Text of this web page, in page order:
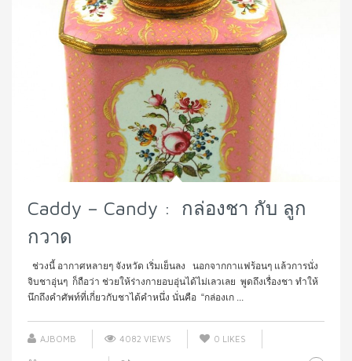
Caddy – Candy : กล่องชา กับ ลูก
กวาด
ช่วงนี้ อากาศหลายๆ จังหวัด เริ่มเย็นลง นอกจากกาแฟร้อนๆ แล้วการนั่ง
จิบชาอุ่นๆ ก็ถือว่า ช่วยให้ร่างกายอบอุ่นได้ไม่เลวเลย พูดถึงเรื่องชา ทำให้
นึกถึงคำศัพท์ที่เกี่ยวกับชาได้คำหนึ่ง นั่นคือ “กล่องเก ...
AJBOMB 4082 VIEWS 0 LIKES